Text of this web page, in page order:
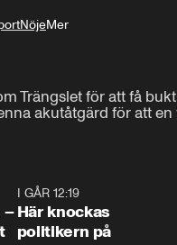
NöjeMer
Trängslet för att få
akutåtgärd för att
–
I GÅR 12:19
Här knockas
politikern på